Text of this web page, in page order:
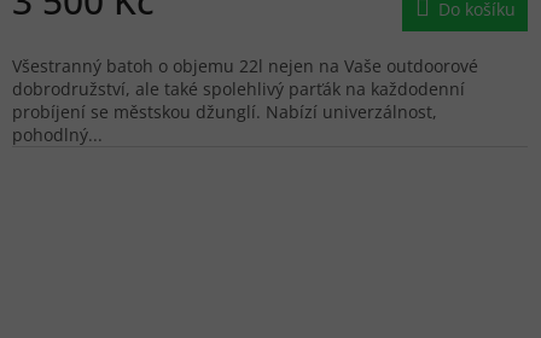
Do košíku
Všestranný batoh o objemu 22l nejen na Vaše outdoorové
dobrodružství, ale také spolehlivý parťák na každodenní
probíjení se městskou džunglí. Nabízí univerzálnost,
pohodlný...